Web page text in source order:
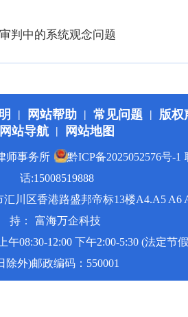
判中的系统观念问题
| 网站帮助 | 常见问题 |
版权
网站导航
| 网站地图
师事务所 黔ICP备2025052576号-1
话:15008519888
川区香港路盛邦帝标13楼A4.A5 A6
持：
富海万企科技
午08:30-12:00 下午2:00-5:30 (法定节
除外)邮政编码：550001